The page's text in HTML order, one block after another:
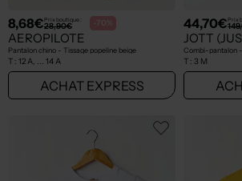
8,68€Prix boutique :
28,90€ -70%
AEROPILOTE
Pantalon chino - Tissage popeline beige
T : 12 A, ... 14 A
ACHAT EXPRESS
44,70€Prix
JOTT
Combi-pantalon
T : 3 M